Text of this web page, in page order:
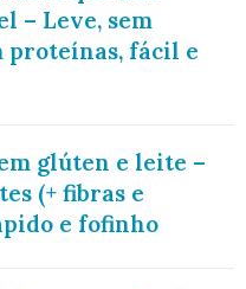
– Leve, sem
proteínas, fácil e
glúten e leite –
(+ fibras e
e fofinho